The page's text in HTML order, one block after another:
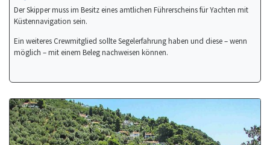
Der Skipper muss im Besitz eines amtlichen Führerscheins für Yachten mit
Küstennavigation sein.
Ein weiteres Crewmitglied sollte Segelerfahrung haben und diese – wenn
möglich – mit einem Beleg nachweisen können.